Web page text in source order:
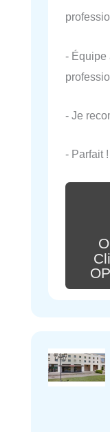
- Équipe
- Je
- Parfait !